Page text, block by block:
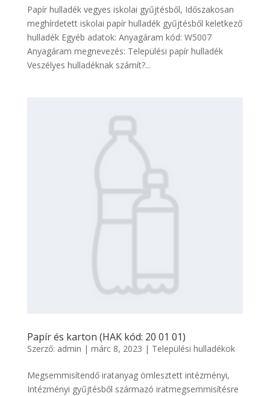
Papír hulladék vegyes iskolai gyűjtésből, Időszakosan
meghírdetett iskolai papír hulladék gyűjtésből keletkező
hulladék Egyéb adatok: Anyagáram kód: W5007
Anyagáram megnevezés: Települési papír hulladék
Veszélyes hulladéknak számít?...
Papír és karton (HAK kód: 20 01 01)
Szerző: admin | márc 8, 2023 | Települési hulladékok
Megsemmisítendő iratanyag ömlesztett intézményi,
Intézményi gyűjtésből származó iratmegsemmisítésre